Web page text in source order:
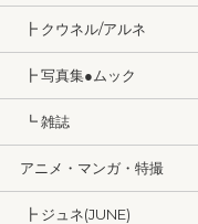
┣ クウネル/アルネ
┣ 写真集●ムック
┗ 雑誌
アニメ・マンガ・特撮
┣ ジュネ(JUNE)